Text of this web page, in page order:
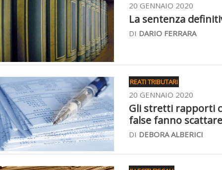
20 GENNAIO 2020
La sentenza
DI DARIO FERRARA
REATI TRIBUTARI
20 GENNAIO 2020
Gli stretti rapporti
false fanno
DI DEBORA ALBERICI